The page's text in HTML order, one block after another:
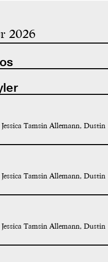
2026
Tamsin Allemann, Dustin
Tamsin Allemann, Dustin
Tamsin Allemann, Dustin